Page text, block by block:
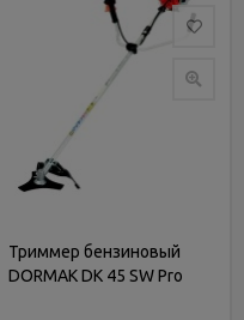
Триммер бензиновый
DORMAK DK 45 SW Pro